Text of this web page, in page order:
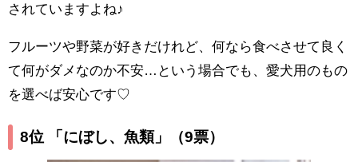
されていますよね♪
フルーツや野菜が好きだけれど、何なら食べさせて良く
て何がダメなのか不安…という場合でも、愛犬用のもの
を選べば安心です♡
8位 「にぼし、魚類」 （9票）